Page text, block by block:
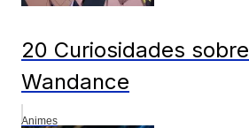
20 Curiosidades
Wandance
Animes